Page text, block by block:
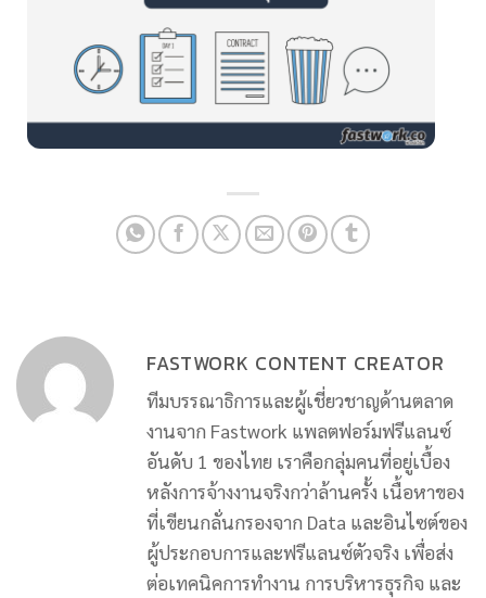
FASTWORK CONTENT CREATOR
ทีมบรรณาธิการและผู้เชี่ยวชาญด้านตลาด
งานจาก Fastwork แพลตฟอร์มฟรีแลนซ์
อันดับ 1 ของไทย เราคือกลุ่มคนที่อยู่เบื้อง
หลังการจ้างงานจริงกว่าล้านครั้ง เนื้อหาของ
ที่เขียนกลั่นกรองจาก Data และอินไซต์ของ
ผู้ประกอบการและฟรีแลนซ์ตัวจริง เพื่อส่ง
ต่อเทคนิคการทำงาน การบริหารธุรกิจ และ